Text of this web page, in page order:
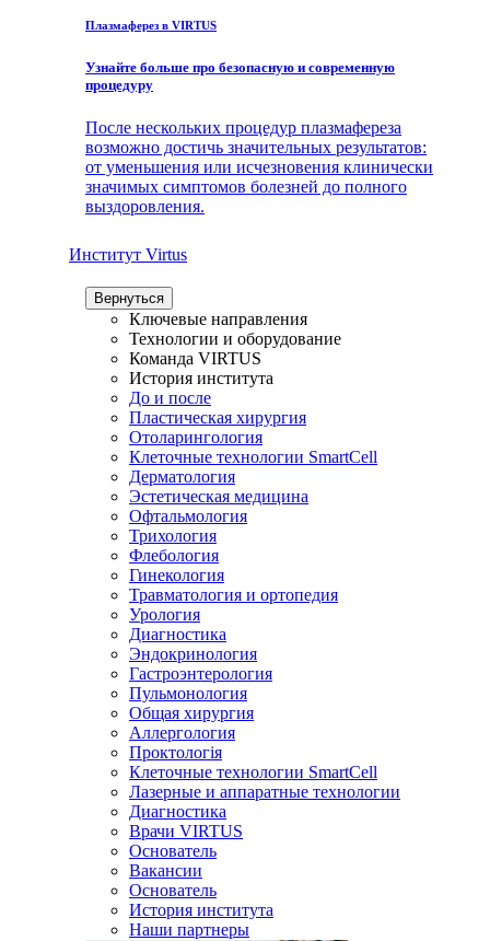
Плазмаферез в VIRTUS
Узнайте больше про безопасную и современную
процедуру
После нескольких процедур плазмафереза
возможно достичь значительных результатов:
от уменьшения или исчезновения клинически
значимых симптомов болезней до полного
выздоровления.
Институт Virtus
Вернуться
Ключевые направления
Технологии и оборудование
Команда VIRTUS
История института
До и после
Пластическая хирургия
Отоларингология
Клеточные технологии SmartCell
Дерматология
Эстетическая медицина
Офтальмология
Трихология
Флебология
Гинекология
Травматология и ортопедия
Урология
Диагностика
Эндокринология
Гастроэнтерология
Пульмонология
Общая хирургия
Аллергология
Проктологія
Клеточные технологии SmartCell
Лазерные и аппаратные технологии
Диагностика
Врачи VIRTUS
Основатель
Вакансии
Основатель
История института
Наши партнеры